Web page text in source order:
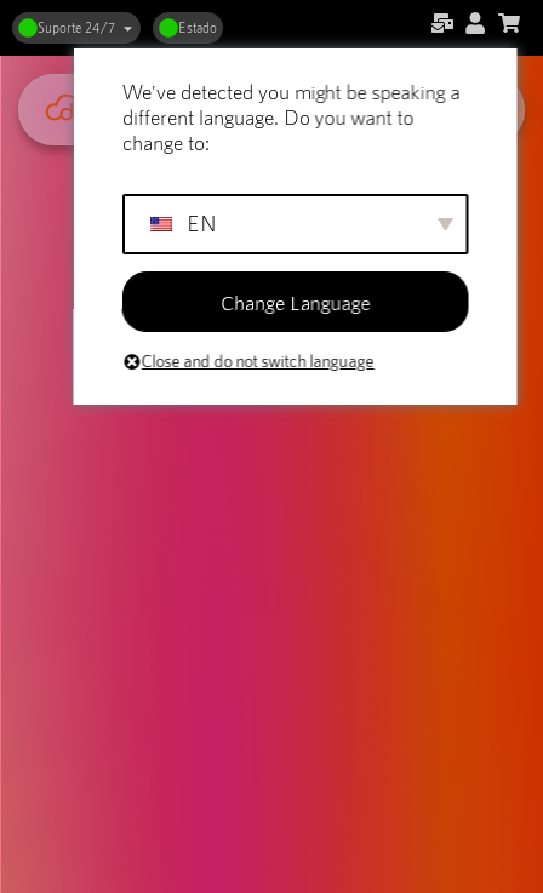
Suporte 24/7 Estado
We've detected you might be speaking a
different language. Do you want to
change to:
EN
Change Language
Close and do not switch language